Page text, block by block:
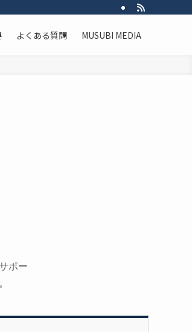
よくある質問 MUSUBI MEDIA
ポー